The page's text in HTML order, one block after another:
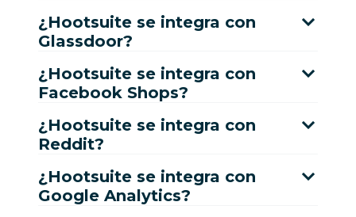
¿Hootsuite se integra con
Glassdoor?
¿Hootsuite se integra con
Facebook Shops?
¿Hootsuite se integra con
Reddit?
¿Hootsuite se integra con
Google Analytics?